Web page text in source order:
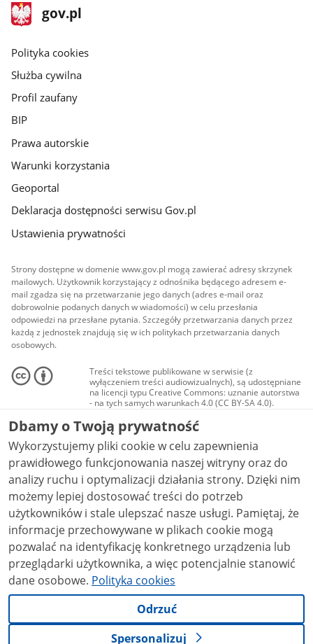
stopka
gov.pl
Strona
gov.pl
gov.pl
Polityka cookies
Służba cywilna
Profil zaufany
BIP
Prawa autorskie
Warunki korzystania
Geoportal
Deklaracja dostępności serwisu Gov.pl
Ustawienia prywatności
Strony dostępne w domenie www.gov.pl mogą zawierać adresy skrzynek
mailowych. Użytkownik korzystający z odnośnika będącego adresem e-
mail zgadza się na przetwarzanie jego danych (adres e-mail oraz
dobrowolnie podanych danych w wiadomości) w celu przesłania
odpowiedzi na przesłane pytania. Szczegóły przetwarzania danych przez
każdą z jednostek znajdują się w ich politykach przetwarzania danych
osobowych.
Treści tekstowe publikowane w serwisie (z
wyłączeniem treści audiowizualnych), są udostępniane
na licencji typu Creative Commons: uznanie autorstwa
- na tych samych warunkach 4.0 (CC BY-SA 4.0).
Materiały audiowizualne, w tym zdjęcia, materiały
audio i wideo, są udostępniane na licencji typu
Creative Commons: uznanie autorstwa użycie
niekomercyjne - bez utworów zależnych 4.0 (CC BY-
NC-ND 4.0), o ile nie jest to stwierdzone inaczej.
Dbamy o Twoją prywatność
Wykorzystujemy pliki cookie w celu zapewnienia
prawidłowego funkcjonowania naszej witryny oraz do
analizy ruchu i optymalizacji działania strony. Dzięki nim
możemy lepiej dostosować treści do potrzeb
użytkowników i stale ulepszać nasze usługi. Pamiętaj, że
informacje przechowywane w plikach cookie mogą
pozwalać na identyfikację konkretnego urządzenia lub
przeglądarki użytkownika, a więc potencjalnie stanowić
dane osobowe. Polityka cookies
Odrzuć
Spersonalizuj